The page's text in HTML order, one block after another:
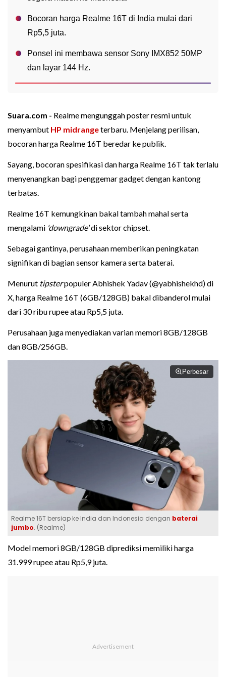
Bocoran harga Realme 16T di India mulai dari
Rp5,5 juta.
Ponsel ini membawa sensor Sony IMX852 50MP
dan layar 144 Hz.
Suara.com - Realme mengunggah poster resmi untuk
menyambut HP midrangeterbaru. Menjelang perilisan,
bocoran harga Realme 16T beredar ke publik.
Sayang, bocoran spesifikasi dan harga Realme 16T tak terlalu
menyenangkan bagi penggemar gadget dengan kantong
terbatas.
Realme 16T kemungkinan bakal tambah mahal serta
mengalami 'downgrade'di sektor chipset.
Sebagai gantinya, perusahaan memberikan peningkatan
signifikan di bagian sensor kamera serta baterai.
Menurut tipsterpopuler Abhishek Yadav (@yabhishekhd) di
X, harga Realme 16T (6GB/128GB) bakal dibanderol mulai
dari 30 ribu rupee atau Rp5,5 juta.
Perusahaan juga menyediakan varian memori 8GB/128GB
dan 8GB/256GB.
Perbesar
Realme 16T bersiap ke India dan Indonesia dengan baterai
jumbo. (Realme)
Model memori 8GB/128GB diprediksi memiliki harga
31.999 rupee atau Rp5,9 juta.